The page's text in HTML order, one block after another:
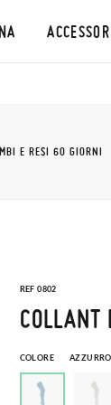
E RESI 60 GIORNI
REF 0802
COLORE